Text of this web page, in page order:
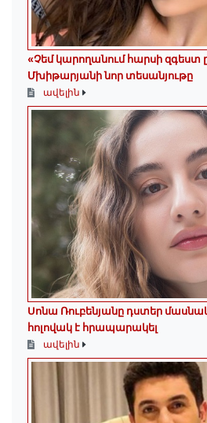
«Չեմ կարողանում հարսի զգեստ
Մխիթարյանի նոր տեսանյութը
ավելին
Սոնա Ռուբենյանը դստեր
հոլովակ է հրապարակել
ավելին